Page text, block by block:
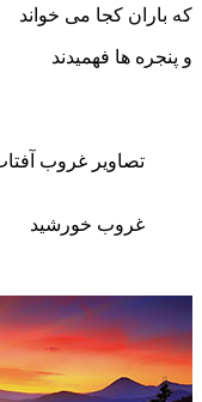
کجا می خواند
ها فهمیدند
غروب آفتاب
خورشید